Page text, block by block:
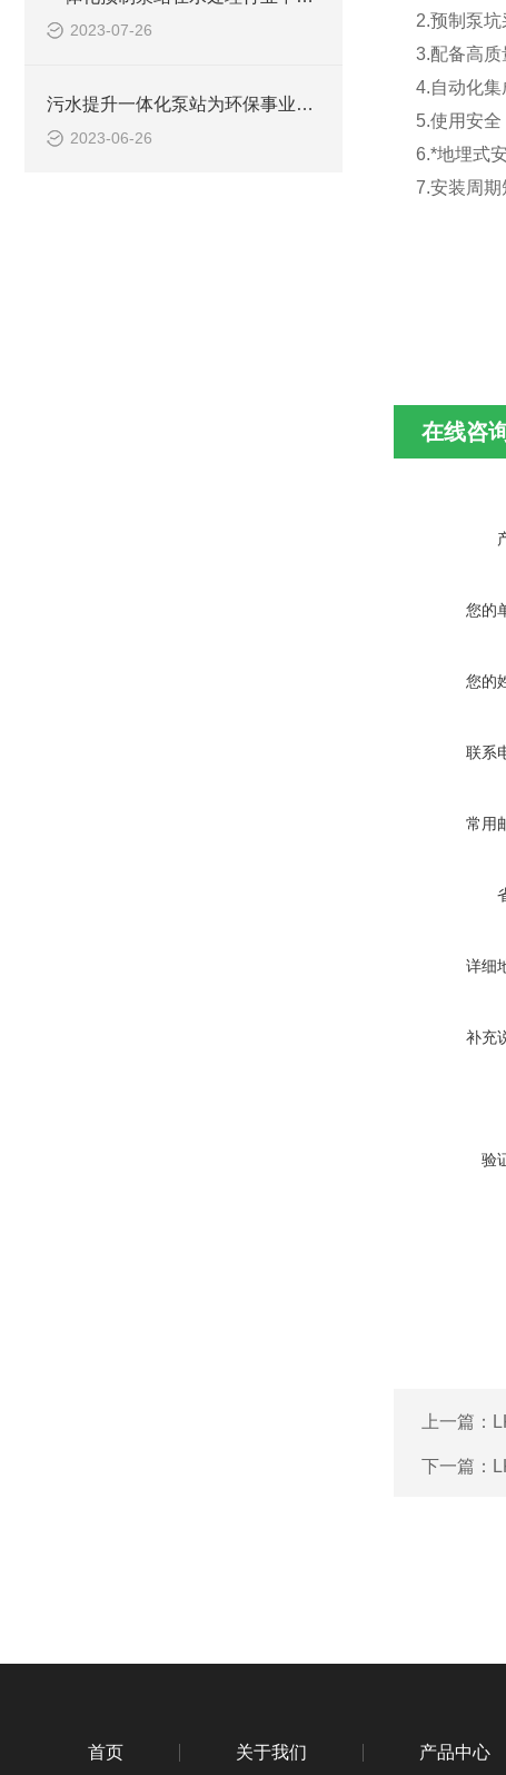
2023-07-26
污水提升一体化泵站为环保事业做出了哪些贡献？
2023-06-26
2.预制泵
3.配备高质
4.自动化集
5.使用安全
6.*地埋式
7.安装周期
在线咨
您的
您的
联系
常用
详细
补充
验
上一篇：
下一篇：
首页 关于我们 产品中心